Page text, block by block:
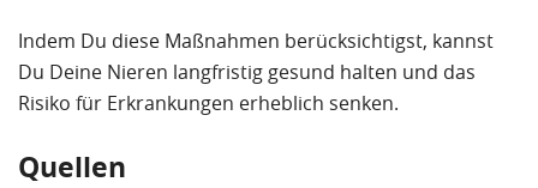
Indem Du diese Maßnahmen berücksichtigst, kannst
Du Deine Nieren langfristig gesund halten und das
Risiko für Erkrankungen erheblich senken.
Quellen